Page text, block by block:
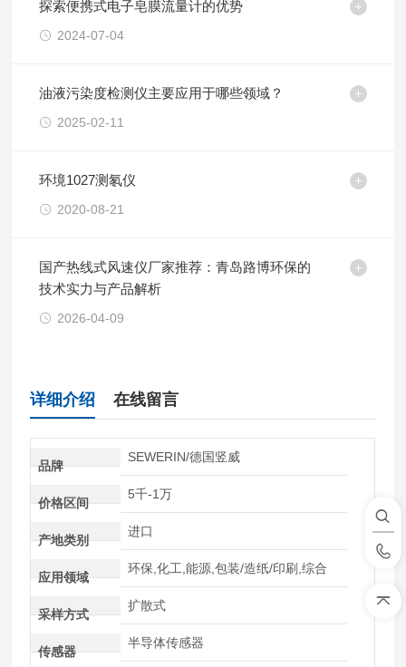
探索便携式电子皂膜流量计的优势
2024-07-04
油液污染度检测仪主要应用于哪些领域？
2025-02-11
环境1027测氡仪
2020-08-21
国产热线式风速仪厂家推荐：青岛路博环保的
技术实力与产品解析
2026-04-09
详细介绍 在线留言
品牌
SEWERIN/德国竖威
价格区间
5千-1万
产地类别
进口
应用领域
环保,化工,能源,包装/造纸/印刷,综合
采样方式
扩散式
传感器
半导体传感器